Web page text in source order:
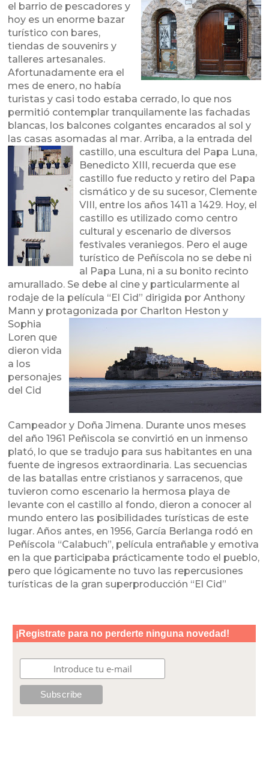
el barrio de pescadores y
hoy es un enorme bazar
turístico con bares,
tiendas de souvenirs y
talleres artesanales.
Afortunadamente era el
mes de enero, no había
turistas y casi todo estaba cerrado, lo que nos
permitió contemplar tranquilamente las fachadas
blancas, los balcones colgantes encarados al sol y
las casas asomadas al mar. Arriba, a la entrada del
castillo, una escultura del Papa Luna,
Benedicto XIII, recuerda que ese
castillo fue reducto y retiro del Papa
cismático y de su sucesor, Clemente
VIII, entre los años 1411 a 1429. Hoy, el
castillo es utilizado como centro
cultural y escenario de diversos
festivales veraniegos. Pero el auge
turístico de Peñíscola no se debe ni
al Papa Luna, ni a su bonito recinto
amurallado. Se debe al cine y particularmente al
rodaje de la película “El Cid” dirigida por Anthony
Mann y protagonizada por Charlton Heston y
Sophia
Loren que
dieron vida
a los
personajes
del Cid
Campeador y Doña Jimena. Durante unos meses
del año 1961 Peñiscola se convirtió en un inmenso
plató, lo que se tradujo para sus habitantes en una
fuente de ingresos extraordinaria. Las secuencias
de las batallas entre cristianos y sarracenos, que
tuvieron como escenario la hermosa playa de
levante con el castillo al fondo, dieron a conocer al
mundo entero las posibilidades turísticas de este
lugar. Años antes, en 1956, García Berlanga rodó en
Peñíscola “Calabuch”, película entrañable y emotiva
en la que participaba prácticamente todo el pueblo,
pero que lógicamente no tuvo las repercusiones
turísticas de la gran superproducción “El Cid”